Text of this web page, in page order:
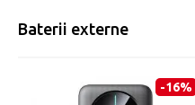
Baterii externe
-16%